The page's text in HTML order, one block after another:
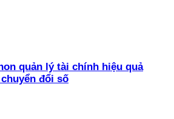
quản lý tài chính hiệu quả
đổi số